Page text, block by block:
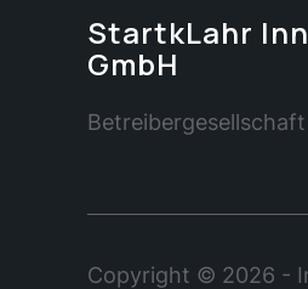
StartkLahr
GmbH
Copyright © 2026 -